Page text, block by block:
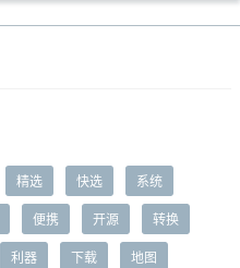
精选 快选 系统
便携 开源 转换
利器 下载 地图